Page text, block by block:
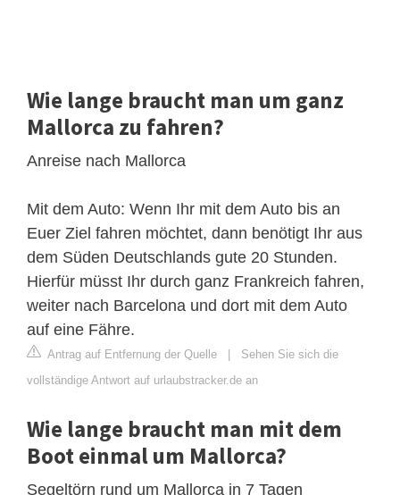
Wie lange braucht man um ganz
Mallorca zu fahren?
Anreise nach Mallorca
Mit dem Auto: Wenn Ihr mit dem Auto bis an
Euer Ziel fahren möchtet, dann benötigt Ihr aus
dem Süden Deutschlands gute 20 Stunden.
Hierfür müsst Ihr durch ganz Frankreich fahren,
weiter nach Barcelona und dort mit dem Auto
auf eine Fähre.
Antrag auf Entfernung der Quelle
Sehen Sie sich die
vollständige Antwort auf urlaubstracker.de an
Wie lange braucht man mit dem
Boot einmal um Mallorca?
Segeltörn rund um Mallorca in 7 Tagen